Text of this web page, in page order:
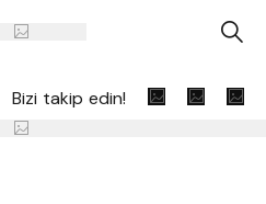
A
Bizi takip edin!